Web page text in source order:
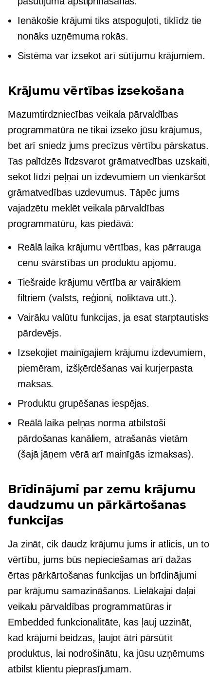
Ienākošie krājumi tiks atspoguļoti, tiklīdz tie
nonāks uzņēmuma rokās.
Sistēma var izsekot arī sūtījumu krājumiem.
Krājumu vērtības izsekošana
Mazumtirdzniecības veikala pārvaldības
programmatūra ne tikai izseko jūsu krājumus,
bet arī sniedz jums precīzus vērtību pārskatus.
Tas palīdzēs līdzsvarot grāmatvedības uzskaiti,
sekot līdzi peļņai un izdevumiem un vienkāršot
grāmatvedības uzdevumus. Tāpēc jums
vajadzētu meklēt veikala pārvaldības
programmatūru, kas piedāvā:
Reālā laikakrājumu vērtības, kas pārrauga
cenu svārstības un produktu apjomu.
Tiešraide krājumu vērtība ar vairākiem
filtriem (valsts, reģioni, noliktava utt.).
Vairāku valūtu funkcijas, ja esat starptautisks
pārdevējs.
Izsekojiet mainīgajiem krājumu izdevumiem,
piemēram, izšķērdēšanas vai kurjerpasta
maksas.
Produktu grupēšanas iespējas.
Reālā laikapeļņas norma atbilstoši
pārdošanas kanāliem, atrašanās vietām
(šajā jāņem vērā arī mainīgās izmaksas).
Brīdinājumi par zemu krājumu
daudzumu un pārkārtošanas
funkcijas
Ja zināt, cik daudz krājumu jums ir atlicis, un to
vērtību, jums būs nepieciešamas arī dažas
ērtas pārkārtošanas funkcijas un brīdinājumi
par krājumu samazināšanos. Lielākajai daļai
veikalu pārvaldības programmatūras ir
Embedded funkcionalitāte, kas ļauj uzzināt,
kad krājumi beidzas, ļaujot ātri pārsūtīt
produktus, lai nodrošinātu, ka jūsu uzņēmums
atbilst klientu pieprasījumam.